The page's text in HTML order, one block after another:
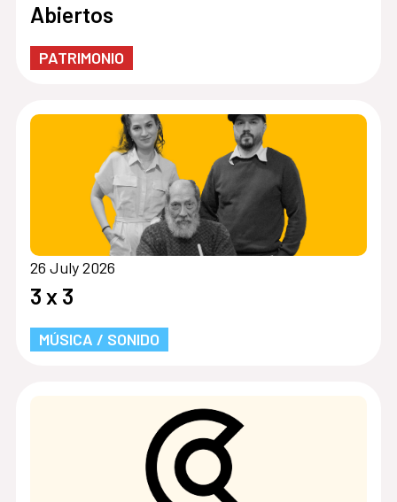
Abiertos
PATRIMONIO
26 July 2026
3 x 3
MÚSICA / SONIDO